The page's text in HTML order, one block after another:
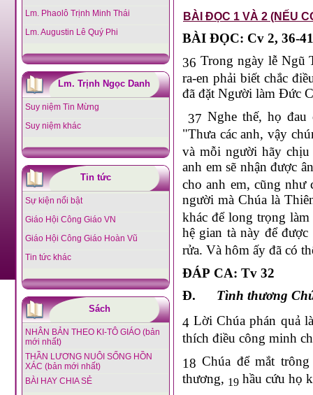
Lm. Phaolô Trịnh Minh Thái
Lm. Augustin Lê Quý Phi
Lm. Trịnh Ngọc Danh
Suy niệm Tin Mừng
Suy niệm khác
Tin tức
Sự kiện nổi bật
Giáo Hội Công Giáo VN
Giáo Hội Công Giáo Hoàn Vũ
Tin tức khác
Sách
NHÂN BẢN THEO KI-TÔ GIÁO (bản
mới nhất)
THẦN LƯƠNG NUÔI SỐNG HỒN
XÁC (bản mới nhất)
BÀI HAY CHIA SẺ
BÀI ĐỌC 1 VÀ 2 (NẾU
BÀI ĐỌC: Cv 2, 36-41
36 Trong ngày lễ Ngũ
ra-en phải biết chắc
đã đặt Người làm Đức
37 Nghe thế, họ
"Thưa các anh, vậy
và mỗi người hãy
anh em sẽ nhận được
cho anh em, cũng như
người mà Chúa là
khác để long trọng
hệ gian tà này để
rửa. Và hôm ấy đã có
ĐÁP CA: Tv 32
Đ. Tình thương
4 Lời Chúa phán quả
thích điều công minh
18 Chúa để mắt
thương, 19 hầu cứu họ